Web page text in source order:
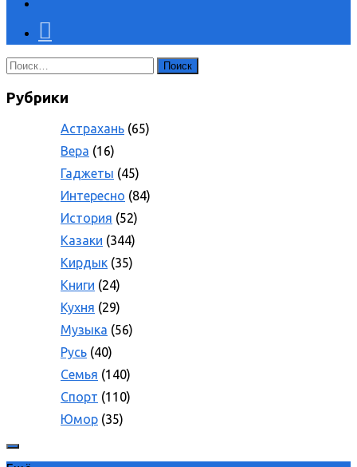
Найти:
Рубрики
Астрахань (65)
Вера (16)
Гаджеты (45)
Интересно (84)
История (52)
Казаки (344)
Кирдык (35)
Книги (24)
Кухня (29)
Музыка (56)
Русь (40)
Семья (140)
Спорт (110)
Юмор (35)